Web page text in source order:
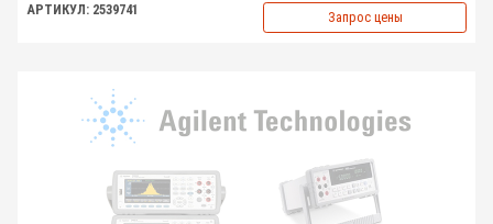
АРТИКУЛ: 2539741 Запрос цены